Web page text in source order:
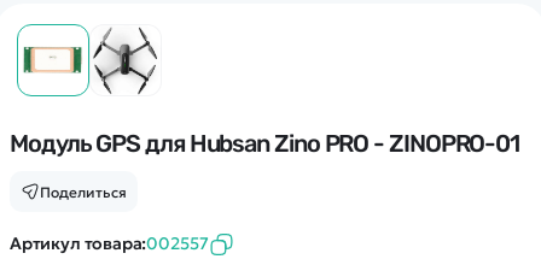
Модуль GPS для Hubsan Zino PRO - ZINOPRO-01
Поделиться
Артикул товара:002557
Каталог
Квадрокоптеры
Танки
Вертолеты
Информация
Блог
Покупателю